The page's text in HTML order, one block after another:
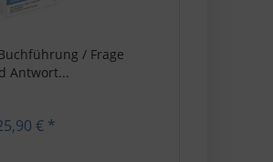
/ Frage
Antwort...
€ *